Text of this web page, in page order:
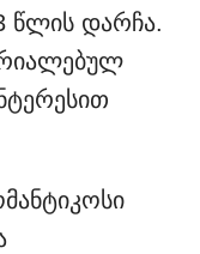
წლის დარჩა.